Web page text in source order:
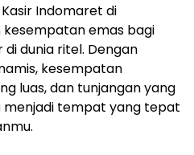
Indomaret di
emas bagi
dunia ritel. Dengan
kesempatan
luas, dan tunjangan yang
menjadi tempat yang tepat